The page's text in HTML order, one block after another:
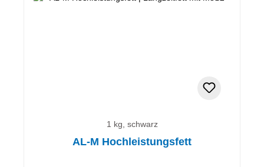
1 kg, schwarz
AL-M Hochleistungsfett